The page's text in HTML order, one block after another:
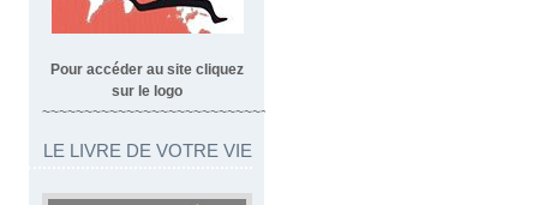
Pour accéder au site cliquez
sur le logo
~~~~~~~~~~~~~~~~~~~~~~~~~~~~~~~~~
LE LIVRE DE VOTRE VIE